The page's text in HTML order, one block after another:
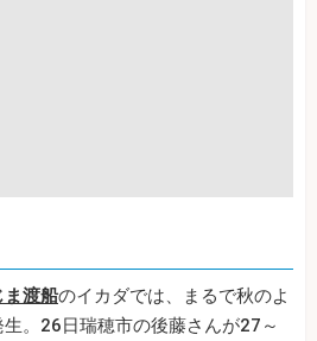
ま渡船のイカダでは、まるで秋のよ
。26日瑞穂市の後藤さんが27～